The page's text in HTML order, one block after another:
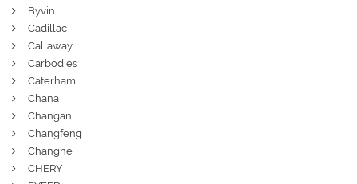
Byvin
Cadillac
Callaway
Carbodies
Caterham
Chana
Changan
Changfeng
Changhe
CHERY